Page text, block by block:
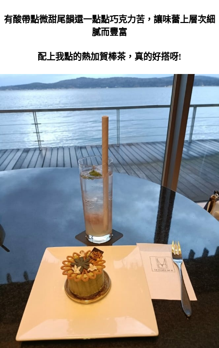
有酸帶點微甜尾韻還一點點巧克力苦，讓味蕾上層次細
膩而豐富
配上我點的熱加賀棒茶，真的好搭呀!